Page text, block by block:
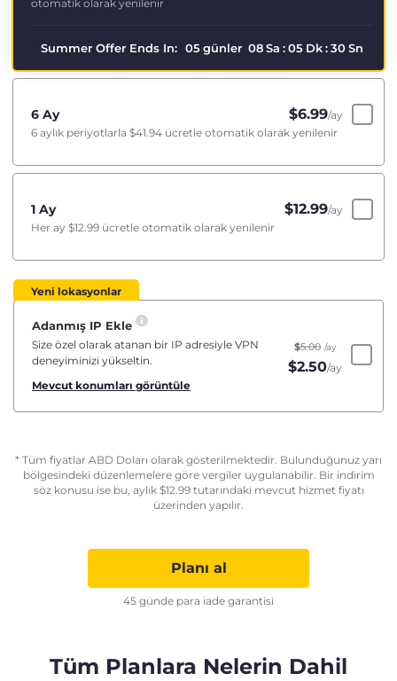
otomatik olarak yenilenir
Summer Offer Ends In: 05günler 08Sa :05 Dk: 29Sn
6 Ay $6.99/ay
6 aylık periyotlarla $41.94 ücretle otomatik olarak yenilenir
1 Ay $12.99/ay
Her ay $12.99 ücretle otomatik olarak yenilenir
Yeni lokasyonlar
Adanmış IP Ekle
Size özel olarak atanan bir IP adresiyle VPN
deneyiminizi yükseltin.
Mevcut konumları görüntüle
$5.00 /ay
$2.50/ay
* Tüm fiyatlar ABD Doları olarak gösterilmektedir. Bulunduğunuz yarı
bölgesindeki düzenlemelere göre vergiler uygulanabilir. Bir indirim
söz konusu ise bu, aylık $12.99tutarındaki mevcut hizmet fiyatı
üzerinden yapılır.
Planı al
45 günde para iade garantisi
Tüm Planlara Nelerin Dahil